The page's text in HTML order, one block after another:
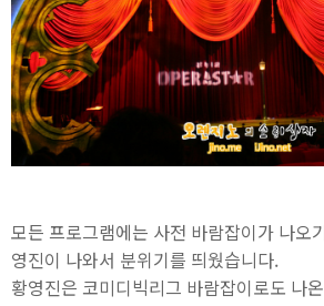
모든 프로그램에는 사전 바람잡이가 나오
영진이 나와서 분위기를 띄웠습니다.
황영진은 코미디빅리그 바람잡이로도 나